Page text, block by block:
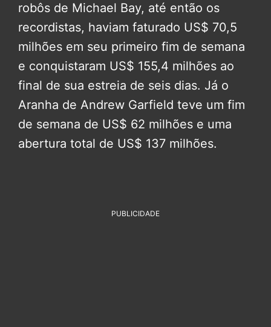
robôs de Michael Bay, até então os
recordistas, haviam faturado US$ 70,5
milhões em seu primeiro fim de semana
e conquistaram US$ 155,4 milhões ao
final de sua estreia de seis dias. Já o
Aranha de Andrew Garfield teve um fim
de semana de US$ 62 milhões e uma
abertura total de US$ 137 milhões.
PUBLICIDADE